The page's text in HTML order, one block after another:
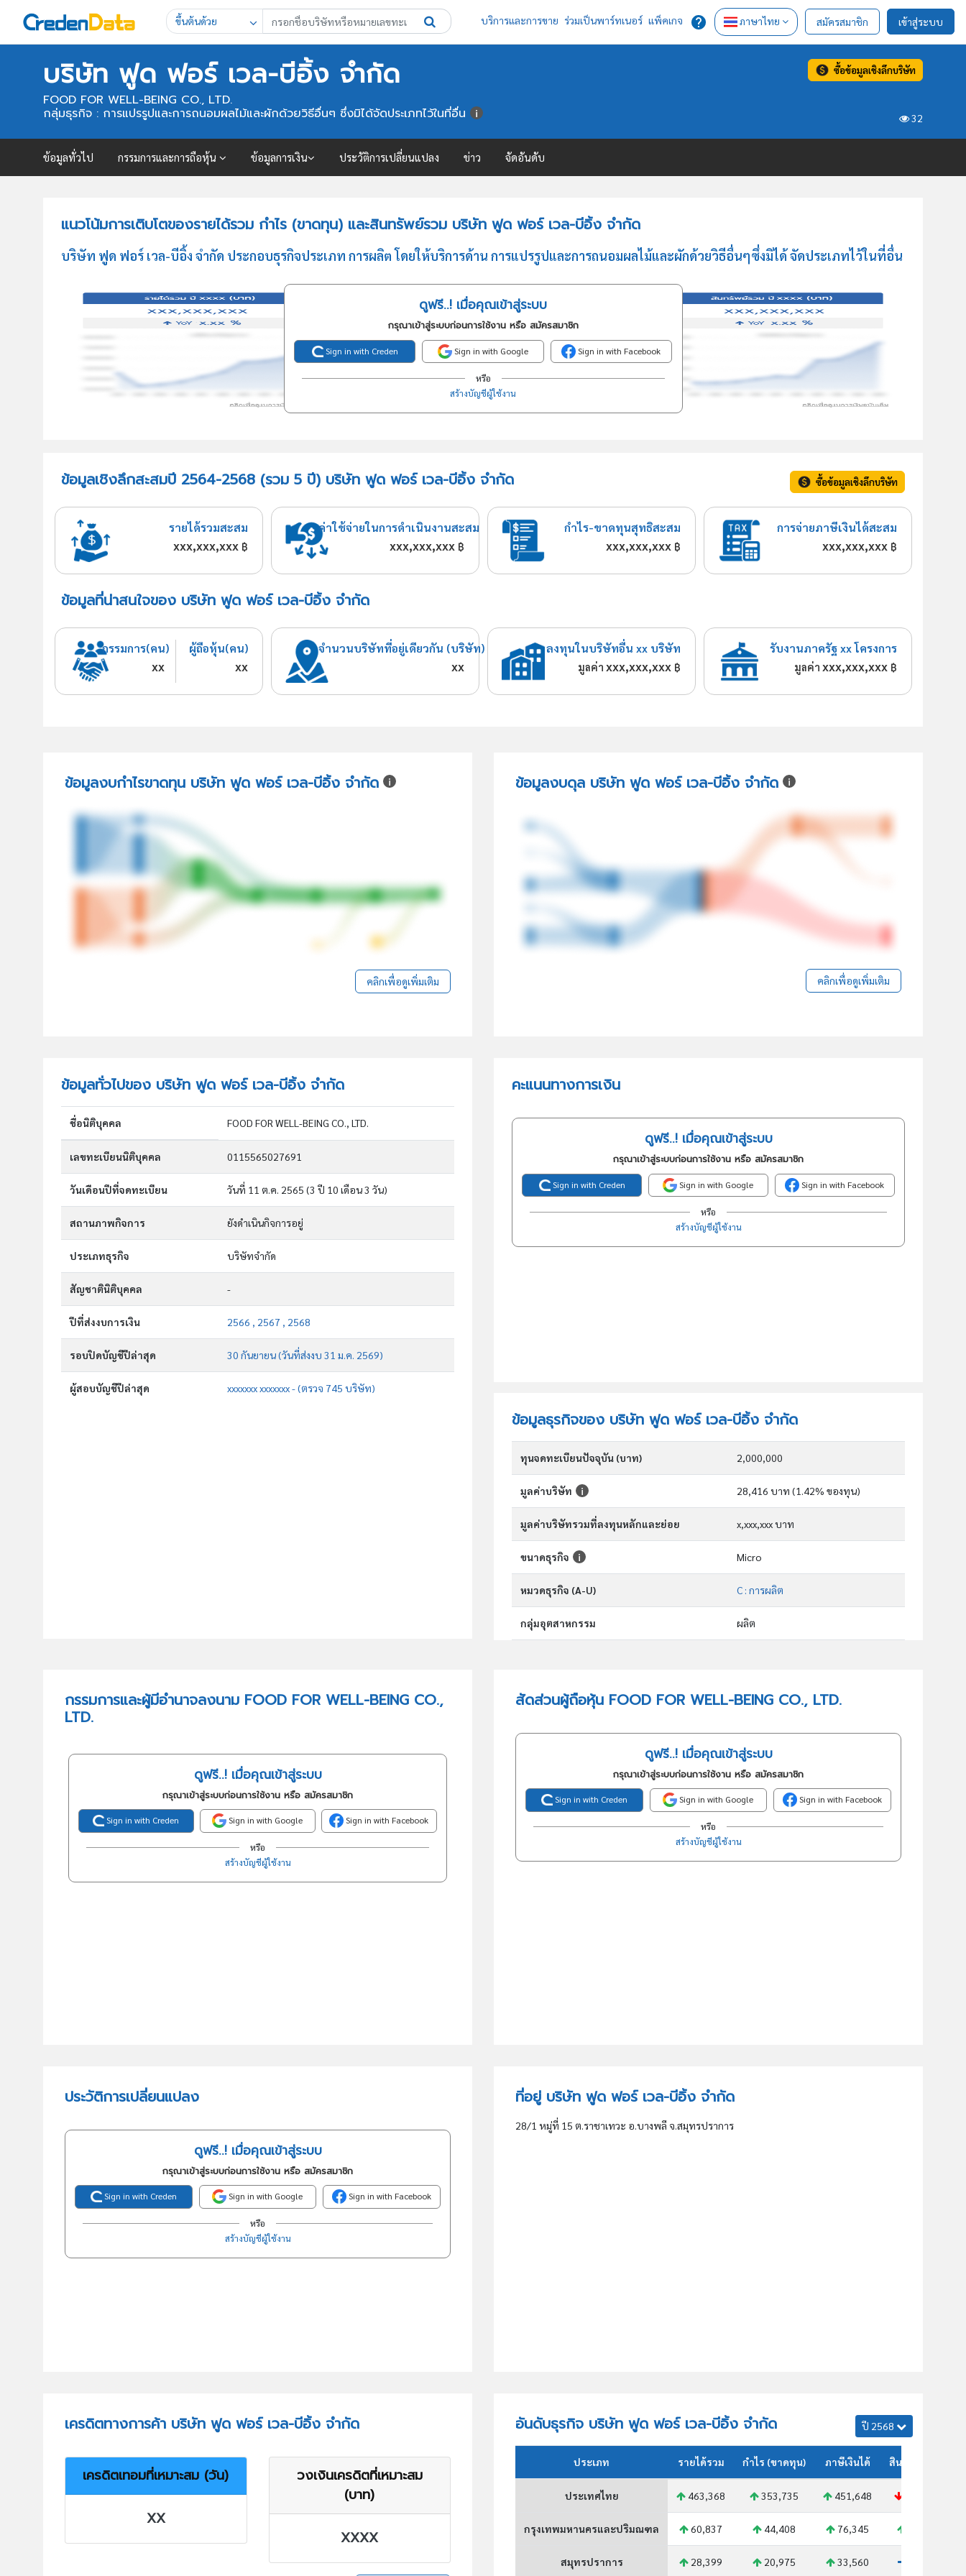
ขึ้นต้นด้วย บริการและการขาย ร่วมเป็นพาร์ทเนอร์ แพ็คเกจ ภาษาไทย สมัครสมาชิก เข้าสู่ระบบ
บริษัท ฟูด ฟอร์ เวล-บีอิ้ง จำกัด ซื้อข้อมูลเชิงลึกบริษัท
FOOD FOR WELL-BEING CO., LTD.
32
กลุ่มธุรกิจ : การแปรรูปและการถนอมผลไม้และผักด้วยวิธีอื่นๆ ซึ่งมิได้จัดประเภทไว้ในที่อื่น
ข้อมูลทั่วไป กรรมการและการถือหุ้น ข้อมูลการเงิน ประวัติการเปลี่ยนแปลง ข่าว จัดอันดับ
แนวโน้มการเติบโตของรายได้รวม กำไร (ขาดทุน) และสินทรัพย์รวม บริษัท ฟูด ฟอร์ เวล-บีอิ้ง จำกัด
บริษัท ฟูด ฟอร์ เวล-บีอิ้ง จำกัด ประกอบธุรกิจประเภท การผลิต โดยให้บริการด้าน การแปรรูปและการถนอมผลไม้และผักด้วยวิธีอื่นๆซึ่งมิได้ จัดประเภทไว้ในที่อื่น
ดูฟรี..! เมื่อคุณเข้าสู่ระบบ
กรุณาเข้าสู่ระบบก่อนการใช้งาน หรือ สมัครสมาชิก
Sign in with Creden Sign in with Google Sign in with Facebook
หรือ
สร้างบัญชีผู้ใช้งาน
ข้อมูลเชิงลึกสะสมปี 2564-2568 (รวม 5 ปี) บริษัท ฟูด ฟอร์ เวล-บีอิ้ง จำกัด ซื้อข้อมูลเชิงลึกบริษัท
รายได้รวมสะสม
xxx,xxx,xxx ฿
ค่าใช้จ่ายในการดำเนินงานสะสม
xxx,xxx,xxx ฿
กำไร-ขาดทุนสุทธิสะสม
xxx,xxx,xxx ฿
การจ่ายภาษีเงินได้สะสม
xxx,xxx,xxx ฿
ข้อมูลที่น่าสนใจของ บริษัท ฟูด ฟอร์ เวล-บีอิ้ง จำกัด
กรรมการ(คน)
xx
ผู้ถือหุ้น(คน)
xx
จำนวนบริษัทที่อยู่เดียวกัน (บริษัท)
xx
ลงทุนในบริษัทอื่น xx บริษัท
มูลค่าxxx,xxx,xxx ฿
รับงานภาครัฐ xx โครงการ
มูลค่าxxx,xxx,xxx ฿
ข้อมูลงบกำไรขาดทุน บริษัท ฟูด ฟอร์ เวล-บีอิ้ง จำกัด
คลิกเพื่อดูเพิ่มเติม
ข้อมูลงบดุล บริษัท ฟูด ฟอร์ เวล-บีอิ้ง จำกัด
คลิกเพื่อดูเพิ่มเติม
ข้อมูลทั่วไปของ บริษัท ฟูด ฟอร์ เวล-บีอิ้ง จำกัด
ชื่อนิติบุคคล FOOD FOR WELL-BEING CO., LTD.
เลขทะเบียนนิติบุคคล 0115565027691
วันเดือนปีที่จดทะเบียน วันที่ 11 ต.ค. 2565 (3 ปี 10 เดือน 3 วัน)
สถานภาพกิจการ ยังดำเนินกิจการอยู่
ประเภทธุรกิจ บริษัทจำกัด
สัญชาตินิติบุคคล -
ปีที่ส่งงบการเงิน 2566 , 2567 , 2568
รอบปิดบัญชีปีล่าสุด 30 กันยายน (วันที่ส่งงบ 31 ม.ค. 2569)
ผู้สอบบัญชีปีล่าสุด xxxxxxx xxxxxxx - (ตรวจ 745 บริษัท)
คะแนนทางการเงิน
ดูฟรี..! เมื่อคุณเข้าสู่ระบบ
กรุณาเข้าสู่ระบบก่อนการใช้งาน หรือ สมัครสมาชิก
Sign in with Creden Sign in with Google Sign in with Facebook
หรือ
สร้างบัญชีผู้ใช้งาน
ข้อมูลธุรกิจของ บริษัท ฟูด ฟอร์ เวล-บีอิ้ง จำกัด
ทุนจดทะเบียนปัจจุบัน (บาท) 2,000,000
มูลค่าบริษัท 28,416 บาท (1.42% ของทุน)
มูลค่าบริษัทรวมที่ลงทุนหลักและย่อย x,xxx,xxx บาท
ขนาดธุรกิจ Micro
หมวดธุรกิจ (A-U) C : การผลิต
กลุ่มอุตสาหกรรม ผลิต
กรรมการและผู้มีอำนาจลงนาม FOOD FOR WELL-BEING CO.,
LTD.
ดูฟรี..! เมื่อคุณเข้าสู่ระบบ
กรุณาเข้าสู่ระบบก่อนการใช้งาน หรือ สมัครสมาชิก
Sign in with Creden Sign in with Google Sign in with Facebook
หรือ
สร้างบัญชีผู้ใช้งาน
สัดส่วนผู้ถือหุ้น FOOD FOR WELL-BEING CO., LTD.
ดูฟรี..! เมื่อคุณเข้าสู่ระบบ
กรุณาเข้าสู่ระบบก่อนการใช้งาน หรือ สมัครสมาชิก
Sign in with Creden Sign in with Google Sign in with Facebook
หรือ
สร้างบัญชีผู้ใช้งาน
ประวัติการเปลี่ยนแปลง
ดูฟรี..! เมื่อคุณเข้าสู่ระบบ
กรุณาเข้าสู่ระบบก่อนการใช้งาน หรือ สมัครสมาชิก
Sign in with Creden Sign in with Google Sign in with Facebook
หรือ
สร้างบัญชีผู้ใช้งาน
ที่อยู่ บริษัท ฟูด ฟอร์ เวล-บีอิ้ง จำกัด
28/1 หมู่ที่ 15 ต.ราชาเทวะ อ.บางพลี จ.สมุทรปราการ
เครดิตทางการค้า บริษัท ฟูด ฟอร์ เวล-บีอิ้ง จำกัด
เครดิตเทอมที่เหมาะสม (วัน)
XX
วงเงินเครดิตที่เหมาะสม
(บาท)
XXXX
อันดับธุรกิจ บริษัท ฟูด ฟอร์ เวล-บีอิ้ง จำกัด ปี 2568
ประเภท รายได้รวม กำไร (ขาดทุน) ภาษีเงินได้ สินทรัพย์รวม
ประเทศไทย 463,368 353,735 451,648
กรุงเทพมหานครและปริมณฑล 60,837 44,408 76,345
สมุทรปราการ 28,399 20,975 33,560